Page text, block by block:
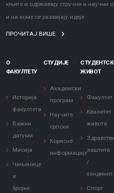
књиге и одржавају стручни и научни
и на коме се развијају идеје.
ПРОЧИТАЈ ВИШЕ
О
ФАКУЛТЕТУ
Историја
факултета
Важни
датуми
Мисија
Чињенице
и
бројке
СТУДИЈЕ
Академски
програм
Научите
српски
Корисне
информације
ЖИВОТ
Факултет
Квалитет
живота
заштита
/
хендикеп
Спорт